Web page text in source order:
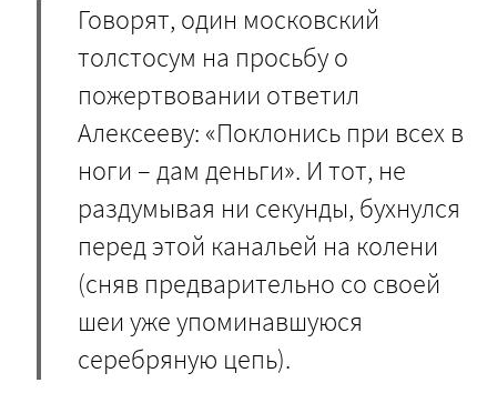
Говорят, один московский
толстосум на просьбу о
пожертвовании ответил
Алексееву: «Поклонись при всех в
ноги – дам деньги». И тот, не
раздумывая ни секунды, бухнулся
перед этой канальей на колени
(сняв предварительно со своей
шеи уже упоминавшуюся
серебряную цепь).